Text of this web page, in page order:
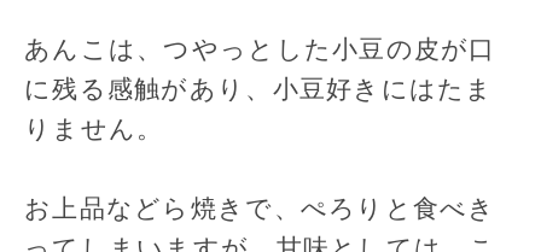
あんこは、つやっとした小豆の皮が口
に残る感触があり、小豆好きにはたま
りません。
お上品などら焼きで、ぺろりと食べき